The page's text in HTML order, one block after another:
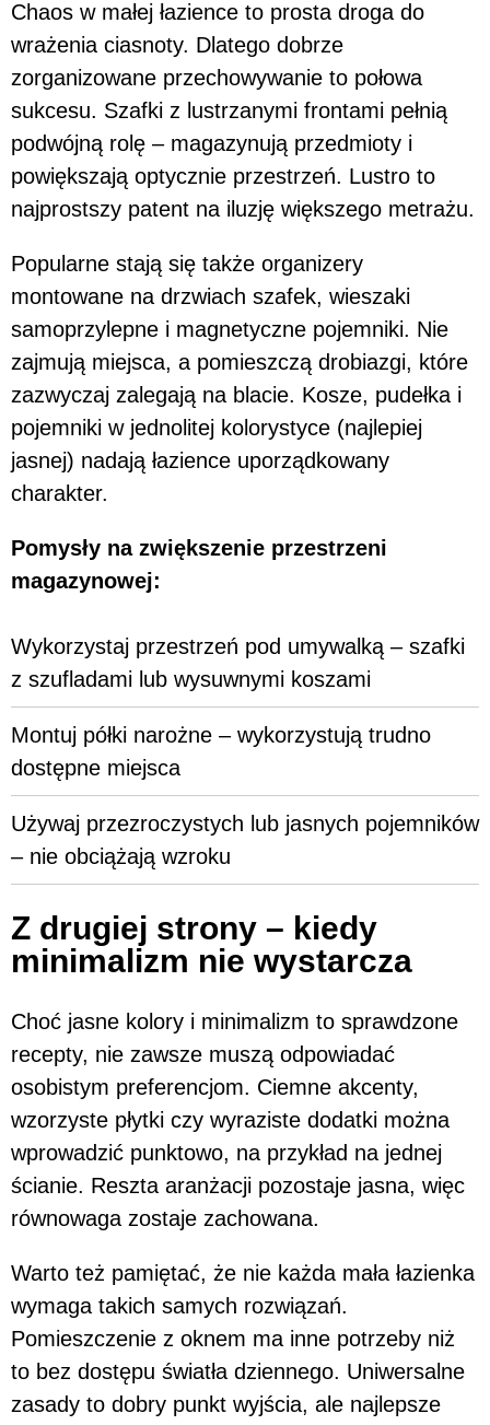
Chaos w małej łazience to prosta droga do
wrażenia ciasnoty. Dlatego dobrze
zorganizowane przechowywanie to połowa
sukcesu. Szafki z lustrzanymi frontami pełnią
podwójną rolę – magazynują przedmioty i
powiększają optycznie przestrzeń. Lustro to
najprostszy patent na iluzję większego metrażu.
Popularne stają się także organizery
montowane na drzwiach szafek, wieszaki
samoprzylepne i magnetyczne pojemniki. Nie
zajmują miejsca, a pomieszczą drobiazgi, które
zazwyczaj zalegają na blacie. Kosze, pudełka i
pojemniki w jednolitej kolorystyce (najlepiej
jasnej) nadają łazience uporządkowany
charakter.
Pomysły na zwiększenie przestrzeni
magazynowej:
Wykorzystaj przestrzeń pod umywalką – szafki
z szufladami lub wysuwnymi koszami
Montuj półki narożne – wykorzystują trudno
dostępne miejsca
Używaj przezroczystych lub jasnych pojemników
– nie obciążają wzroku
Z drugiej strony – kiedy
minimalizm nie wystarcza
Choć jasne kolory i minimalizm to sprawdzone
recepty, nie zawsze muszą odpowiadać
osobistym preferencjom. Ciemne akcenty,
wzorzyste płytki czy wyraziste dodatki można
wprowadzić punktowo, na przykład na jednej
ścianie. Reszta aranżacji pozostaje jasna, więc
równowaga zostaje zachowana.
Warto też pamiętać, że nie każda mała łazienka
wymaga takich samych rozwiązań.
Pomieszczenie z oknem ma inne potrzeby niż
to bez dostępu światła dziennego. Uniwersalne
zasady to dobry punkt wyjścia, ale najlepsze